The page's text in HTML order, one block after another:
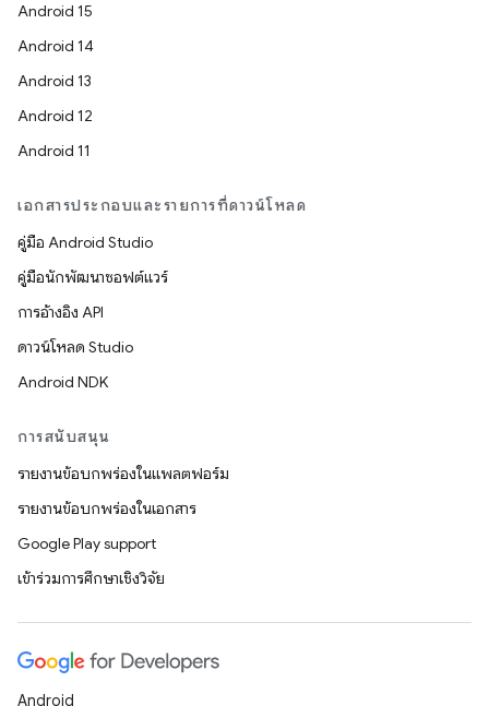
Android 15
Android 14
Android 13
Android 12
Android 11
เอกสารประกอบและรายการที่ดาวน์โหลด
คู่มือ Android Studio
คู่มือนักพัฒนาซอฟต์แวร์
การอ้างอิง API
ดาวน์โหลด Studio
Android NDK
การสนับสนุน
รายงานข้อบกพร่องในแพลตฟอร์ม
รายงานข้อบกพร่องในเอกสาร
Google Play support
เข้าร่วมการศึกษาเชิงวิจัย
Android